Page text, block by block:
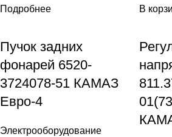
Подробнее
В
Пучок задних
фонарей 6520-
3724078-51 КАМАЗ
Евро-4
Электрооборудование